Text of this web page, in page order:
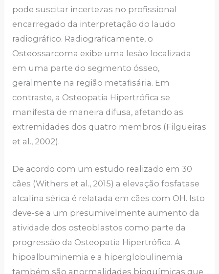
pode suscitar incertezas no profissional
encarregado da interpretação do laudo
radiográfico. Radiograficamente, o
Osteossarcoma exibe uma lesão localizada
em uma parte do segmento ósseo,
geralmente na região metafisária. Em
contraste, a Osteopatia Hipertrófica se
manifesta de maneira difusa, afetando as
extremidades dos quatro membros (Filgueiras
et al., 2002).
De acordo com um estudo realizado em 30
cães (Withers et al., 2015) a elevação fosfatase
alcalina sérica é relatada em cães com OH. Isto
deve-se a um presumivelmente aumento da
atividade dos osteoblastos como parte da
progressão da Osteopatia Hipertrófica. A
hipoalbuminemia e a hiperglobulinemia
também são anormalidades bioquímicas que